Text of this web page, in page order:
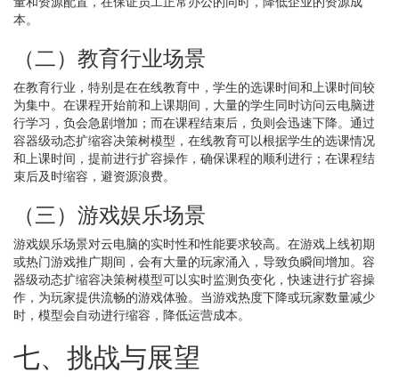
本。
（二）教育行业场景
在教育行业，特别是在在线教育中，学生的选课时间和上课时间较
为集中。在课程开始前和上课期间，大量的学生同时访问云电脑进
行学习，负会急剧增加；而在课程结束后，负则会迅速下降。通过
容器级动态扩缩容决策树模型，在线教育可以根据学生的选课情况
和上课时间，提前进行扩容操作，确保课程的顺利进行；在课程结
束后及时缩容，避资源浪费。
（三）游戏娱乐场景
游戏娱乐场景对云电脑的实时性和性能要求较高。在游戏上线初期
或热门游戏推广期间，会有大量的玩家涌入，导致负瞬间增加。容
器级动态扩缩容决策树模型可以实时监测负变化，快速进行扩容操
作，为玩家提供流畅的游戏体验。当游戏热度下降或玩家数量减少
时，模型会自动进行缩容，降低运营成本。
七、挑战与展望